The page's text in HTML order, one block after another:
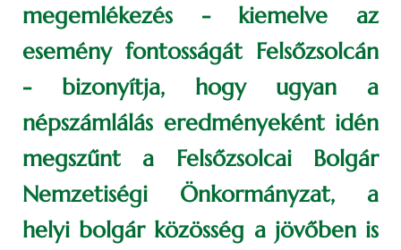
megemlékezés - kiemelve az
esemény fontosságát Felsőzsolcán
- bizonyítja, hogy ugyan a
népszámlálás eredményeként idén
megszűnt a Felsőzsolcai Bolgár
Nemzetiségi Önkormányzat, a
helyi bolgár közösség a jövőben is